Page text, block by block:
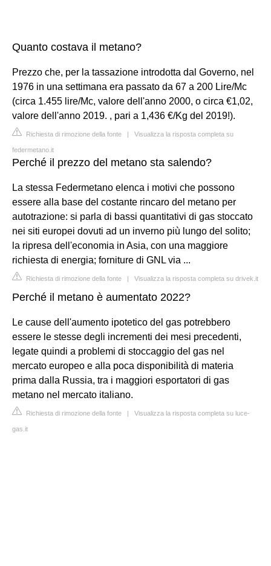
Quanto costava il metano?
Prezzo che, per la tassazione introdotta dal Governo, nel
1976 in una settimana era passato da 67 a 200 Lire/Mc
(circa 1.455 lire/Mc, valore dell'anno 2000, o circa €1,02,
valore dell'anno 2019. , pari a 1,436 €/Kg del 2019!).
Richiesta di rimozione della fonte | Visualizza la risposta completa su
federmetano.it
Perché il prezzo del metano sta salendo?
La stessa Federmetano elenca i motivi che possono
essere alla base del costante rincaro del metano per
autotrazione: si parla di bassi quantitativi di gas stoccato
nei siti europei dovuti ad un inverno più lungo del solito;
la ripresa dell'economia in Asia, con una maggiore
richiesta di energia; forniture di GNL via ...
Richiesta di rimozione della fonte | Visualizza la risposta completa su drivek.it
Perché il metano è aumentato 2022?
Le cause dell'aumento ipotetico del gas potrebbero
essere le stesse degli incrementi dei mesi precedenti,
legate quindi a problemi di stoccaggio del gas nel
mercato europeo e alla poca disponibilità di materia
prima dalla Russia, tra i maggiori esportatori di gas
metano nel mercato italiano.
Richiesta di rimozione della fonte | Visualizza la risposta completa su luce-
gas.it